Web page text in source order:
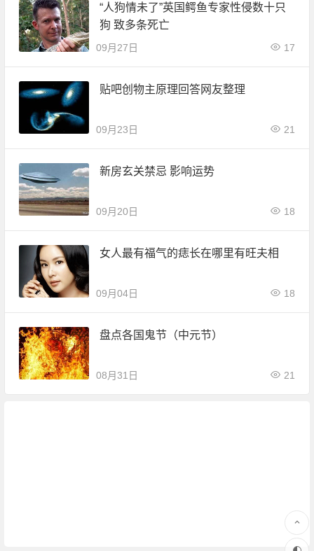
“人狗情未了”英国鳄鱼专家性侵数十只
狗 致多条死亡
09月27日 17
贴吧创物主原理回答网友整理
09月23日 21
新房玄关禁忌 影响运势
09月20日 18
女人最有福气的痣长在哪里有旺夫相
09月04日 18
盘点各国鬼节（中元节）
08月31日 21